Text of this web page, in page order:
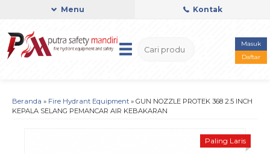
Menu Kontak
Masuk
Daftar
Beranda » Fire Hydrant Equipment » GUN NOZZLE PROTEK 368 2.5 INCH
KEPALA SELANG PEMANCAR AIR KEBAKARAN
Paling Laris